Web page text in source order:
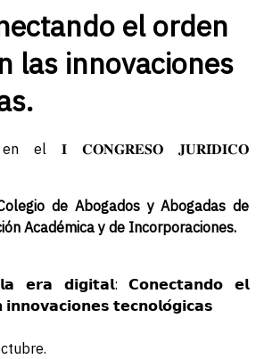
el orden
las innovaciones
en el 𝐈 𝐂𝐎𝐍𝐆𝐑𝐄𝐒𝐎 𝐉𝐔𝐑𝐈́𝐃𝐈𝐂𝐎
de Abogados y Abogadas de
Académica y de Incorporaciones.
𝗲𝗿𝗮 𝗱𝗶𝗴𝗶𝘁𝗮𝗹: 𝗖𝗼𝗻𝗲𝗰𝘁𝗮𝗻𝗱𝗼 𝗲𝗹
𝗶𝗻𝗻𝗼𝘃𝗮𝗰𝗶𝗼𝗻𝗲𝘀 𝘁𝗲𝗰𝗻𝗼𝗹𝗼́𝗴𝗶𝗰𝗮𝘀